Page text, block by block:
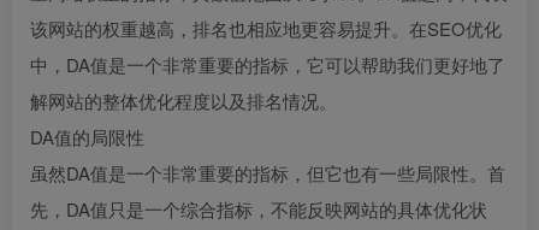
该网站的权重越高，排名也相应地更容易提升。在SEO优化
中，DA值是一个非常重要的指标，它可以帮助我们更好地了
解网站的整体优化程度以及排名情况。
DA值的局限性
虽然DA值是一个非常重要的指标，但它也有一些局限性。首
先，DA值只是一个综合指标，不能反映网站的具体优化状